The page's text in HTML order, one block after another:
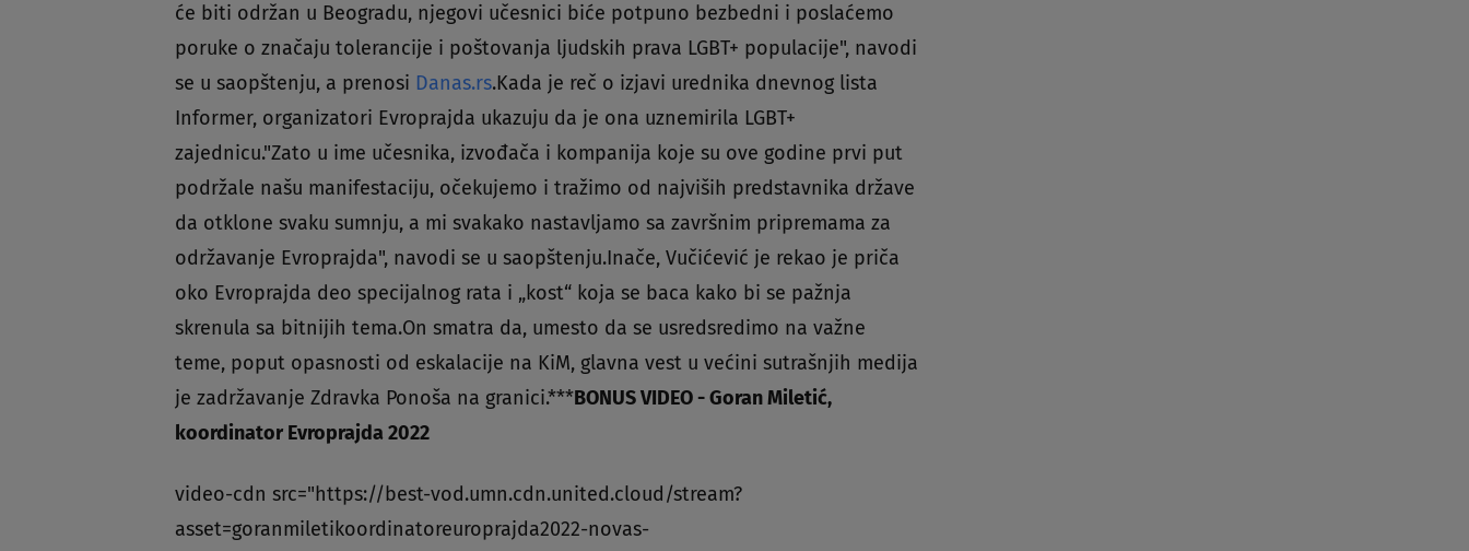
će biti održan u Beogradu, njegovi učesnici biće potpuno bezbedni i poslaćemo
poruke o značaju tolerancije i poštovanja ljudskih prava LGBT+ populacije", navodi
se u saopštenju, a prenosi Danas.rs.Kada je reč o izjavi urednika dnevnog lista
Informer, organizatori Evroprajda ukazuju da je ona uznemirila LGBT+
zajednicu."Zato u ime učesnika, izvođača i kompanija koje su ove godine prvi put
podržale našu manifestaciju, očekujemo i tražimo od najviših predstavnika države
da otklone svaku sumnju, a mi svakako nastavljamo sa završnim pripremama za
održavanje Evroprajda", navodi se u saopštenju.Inače, Vučićević je rekao je priča
oko Evroprajda deo specijalnog rata i „kost“ koja se baca kako bi se pažnja
skrenula sa bitnijih tema.On smatra da, umesto da se usredsredimo na važne
teme, poput opasnosti od eskalacije na KiM, glavna vest u većini sutrašnjih medija
je zadržavanje Zdravka Ponoša na granici.***BONUS VIDEO - Goran Miletić,
koordinator Evroprajda 2022
video-cdn src="https://best-vod.umn.cdn.united.cloud/stream?
asset=goranmiletikoordinatoreuroprajda2022-novas-